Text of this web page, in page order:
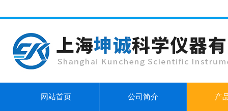
网站首页 公司简介 产